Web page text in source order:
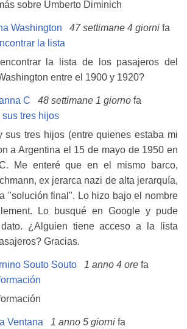
sobre Umberto Diminich
Washington 47 settimane 4 giorni fa
la lista
la lista de los pasajeros del
entre el 1900 y 1920?
C 48 settimane 1 giorno fa
sus tres hijos
sus tres hijos (entre quienes estaba mi
a Argentina el 15 de mayo de 1950 en
Me enteré que en el mismo barco,
ex jerarca nazi de alta jerarquía,
"solución final". Lo hizo bajo el nombre
Lo busqué en Google y pude
¿Alguien tiene acceso a la lista
Gracias.
Souto Souto 1 anno 4 ore fa
Ventana 1 anno 5 giorni fa